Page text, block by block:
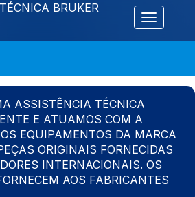
Alternar
ASSISTÊNCIA TÉCNICA
E ATUAMOS COM A
EQUIPAMENTOS DA MARCA
ORIGINAIS FORNECIDAS
INTERNACIONAIS. OS
AOS FABRICANTES